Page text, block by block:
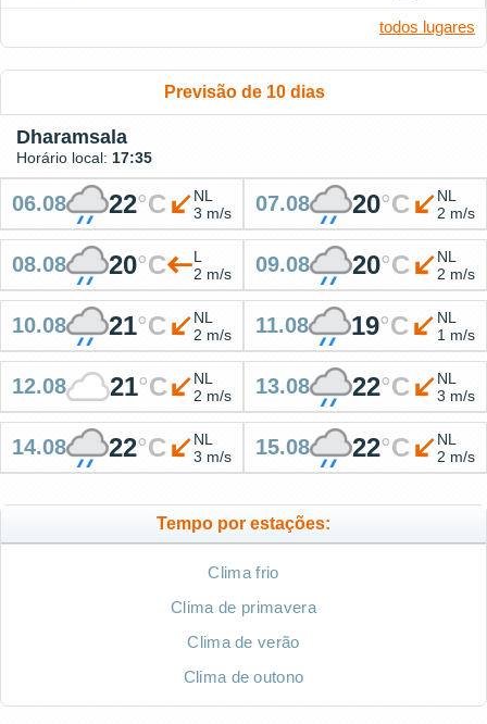
todos lugares
Previsão de 10 dias
Dharamsala
Horário local: 17:35
06.08 22°C
NL
3 m/s
07.08 20°C
NL
2 m/s
08.08 20°C
L
2 m/s
09.08 20°C
NL
2 m/s
10.08 21°C
NL
2 m/s
11.08 19°C
NL
1 m/s
12.08 21°C
NL
2 m/s
13.08 22°C
NL
3 m/s
14.08 22°C
NL
3 m/s
15.08 22°C
NL
2 m/s
Tempo por estações:
Clima frio
Clima de primavera
Clima de verão
Clima de outono